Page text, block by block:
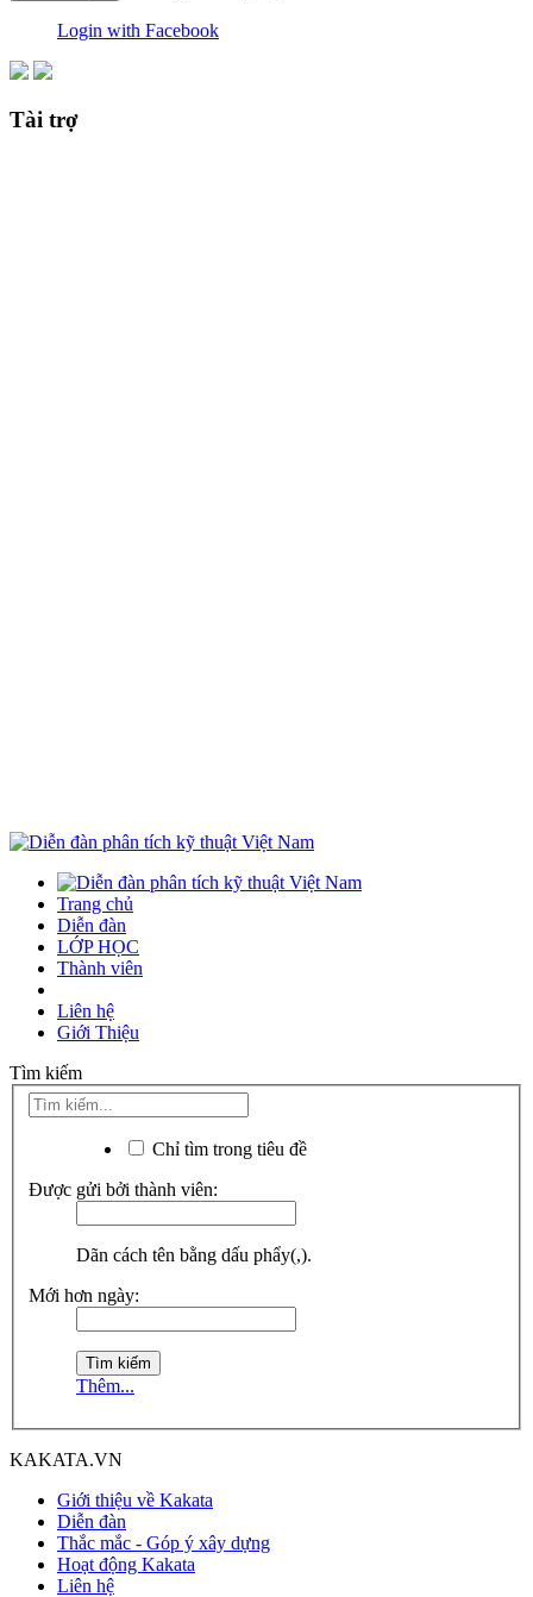
Login with Facebook
Tài trợ
Trang chủ
Diễn đàn
LỚP HỌC
Thành viên
Liên hệ
Giới Thiệu
Tìm kiếm
Chỉ tìm trong tiêu đề
Được gửi bởi thành viên:
Dãn cách tên bằng dấu phẩy(,).
Mới hơn ngày:
Thêm...
KAKATA.VN
Giới thiệu về Kakata
Diễn đàn
Thắc mắc - Góp ý xây dựng
Hoạt động Kakata
Liên hệ